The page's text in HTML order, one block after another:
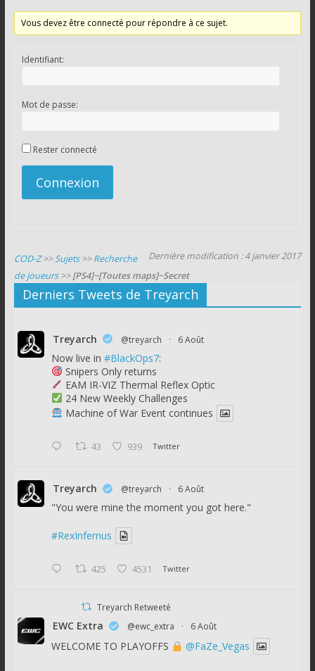
Vous devez être connecté pour répondre à ce sujet.
Identifiant:
Mot de passe:
Rester connecté
Connexion
Dernière modification : 4 janvier 2017
COD-Z>>Sujets>>Recherche
de joueurs>>[PS4]~[Toutes maps]~Secret
Derniers Tweets de Treyarch
Treyarch @treyarch · 6 Août
Now live in #BlackOps7:
Snipers Only returns
EAM IR-VIZ Thermal Reflex Optic
24 New Weekly Challenges
Machine of War Event continues
43 939 Twitter
Treyarch @treyarch · 6 Août
"You were mine the moment you got here."
#RexInfernus
425 4531 Twitter
Treyarch Retweeté
EWC Extra @ewc_extra · 6 Août
WELCOME TO PLAYOFFS @FaZe_Vegas